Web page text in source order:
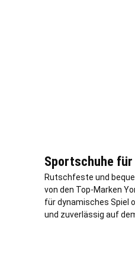
Sportschuhe für
Rutschfeste und
von den Top-Marken
für dynamisches Spiel
und zuverlässig auf